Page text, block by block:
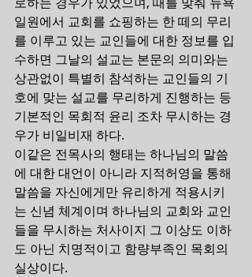
일원에서 교회를 쇼핑하는 한 떼의 무리
를 이루고 있는 교인들에 대한 정보를 입
수하면 그날의 설교는 본문의 의미와는
상관없이 특별히 참석하는 교인들의 기
호에 맞는 설교를 무리하게 진행하는 등
기본적인 목회적 윤리 조차 무시하는 경
우가 비일비재 하다.
이같은 전목사의 행태는 하나님의 말씀
에 대한 대언이 아니라 지적허영을 통해
말씀을 자신에게만 유리하게 적용시키
는 신념 체계이며 하나님의 교회와 교인
들을 무시하는 처사이지 그 이상도 이하
도 아닌 치명적이고 함량부족인 목회의
실상이다.